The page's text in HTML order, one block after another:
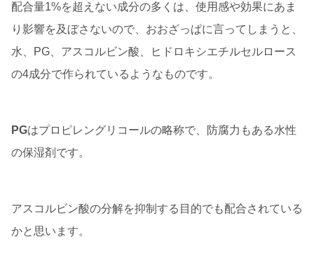
配合量1%を超えない成分の多くは、使用感や効果にあま
り影響を及ぼさないので、おおざっぱに言ってしまうと、
水、PG、アスコルビン酸、ヒドロキシエチルセルロース
の4成分で作られているようなものです。
PGはプロピレングリコールの略称で、防腐力もある水性
の保湿剤です。
アスコルビン酸の分解を抑制する目的でも配合されている
かと思います。